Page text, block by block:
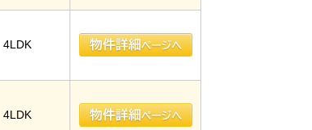
4LDK
4LDK